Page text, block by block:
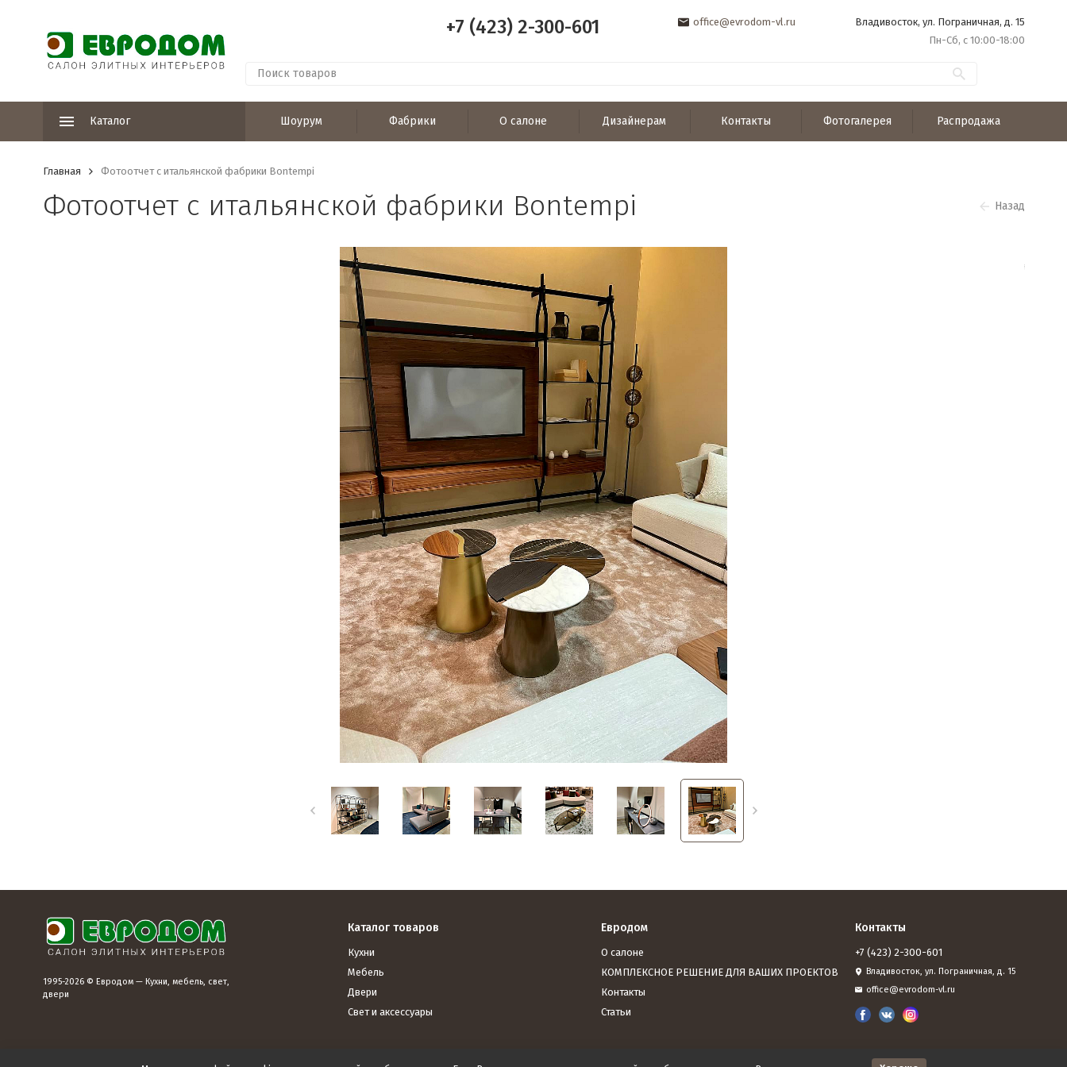
+7 (423) 2-300-601 office@evrodom-vl.ru
Владивосток, ул. Пограничная, д. 15
Пн-Сб, с 10:00-18:00
Каталог Шоурум Фабрики О салоне Дизайнерам Контакты Фотогалерея Распродажа
Главная Фотоотчет с итальянской фабрики Bontempi
Фотоотчет с итальянской фабрики Bontempi Назад
1995-2026 © Евродом — Кухни, мебель, свет,
двери
Каталог товаров
Кухни
Мебель
Двери
Свет и аксессуары
Евродом
О салоне
КОМПЛЕКСНОЕ РЕШЕНИЕ ДЛЯ ВАШИХ ПРОЕКТОВ
Контакты
Статьи
Контакты
+7 (423) 2-300-601
Владивосток, ул. Пограничная, д. 15
office@evrodom-vl.ru